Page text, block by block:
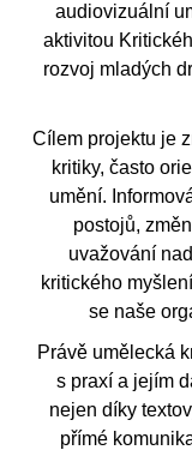
audiovizuální
aktivitou
rozvoj mladých
Cílem projektu je
kritiky, často
umění.
postojů,
uvažování
kritického
se naše
Právě umělecká
s praxí a jejím
nejen díky
přímé